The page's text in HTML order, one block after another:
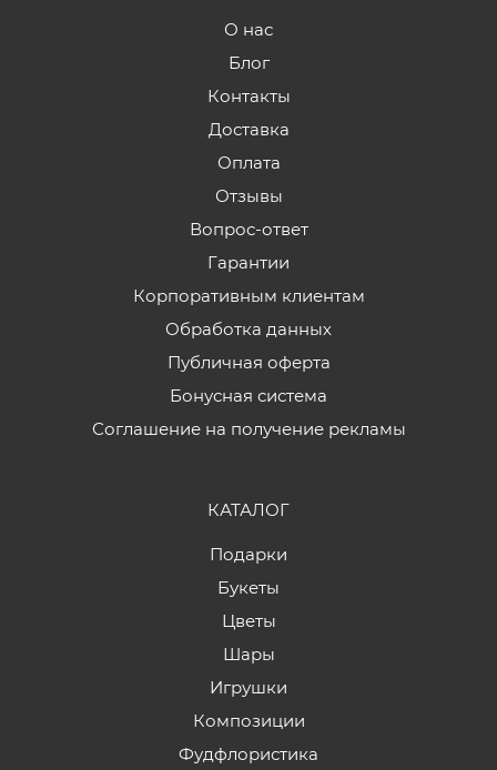
О нас
Блог
Контакты
Доставка
Оплата
Отзывы
Вопрос-ответ
Гарантии
Корпоративным клиентам
Обработка данных
Публичная оферта
Бонусная система
Соглашение на получение рекламы
КАТАЛОГ
Подарки
Букеты
Цветы
Шары
Игрушки
Композиции
Фудфлористика